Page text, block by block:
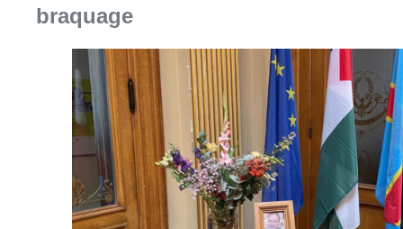
06 août 2026 Consulter l'article "La Commune d’Ixelles
Partager l'article
FacebookTwitterWhatsApp
Share
29 septembre 2017- 19h33